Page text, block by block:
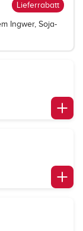
Lieferrabatt
Ingwer, Soja-